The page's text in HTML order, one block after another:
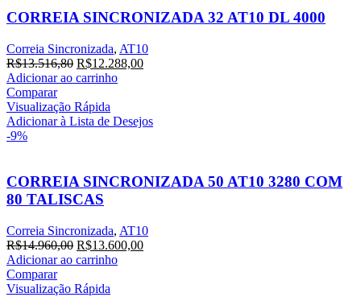
CORREIA SINCRONIZADA 32 AT10 DL 4000
Correia Sincronizada, AT10
R$13.516,80 R$12.288,00
Adicionar ao carrinho
Comparar
Visualização Rápida
Adicionar à Lista de Desejos
-9%
CORREIA SINCRONIZADA 50 AT10 3280 COM
80 TALISCAS
Correia Sincronizada, AT10
R$14.960,00 R$13.600,00
Adicionar ao carrinho
Comparar
Visualização Rápida